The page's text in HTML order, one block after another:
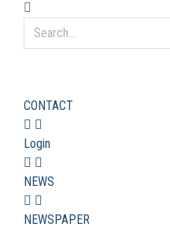
CONTACT
Login
NEWS
NEWSPAPER